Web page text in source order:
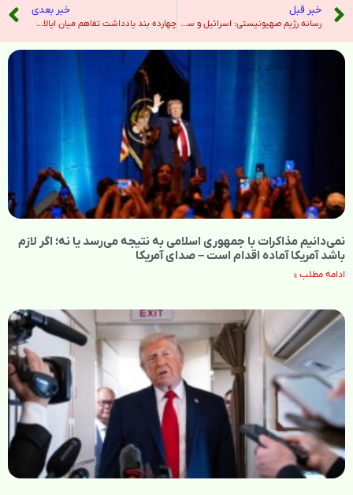
خبر قبل
رسانه رژیم صهیونیستی: اسرائیل و سوریه مذاکرات را از سر می‌گیرند – خبرگزاری ایرنا
خبر بعدی
چهارده بند یادداشت تفاهم میان ایالات متحده و جمهوری اسلامی – صدای آمریکا
نمی‌دانیم مذاکرات با جمهوری اسلامی به نتیجه می‌رسد یا نه؛ اگر لازم
باشد آمریکا آماده اقدام است – صدای آمریکا
ادامه مطلب »